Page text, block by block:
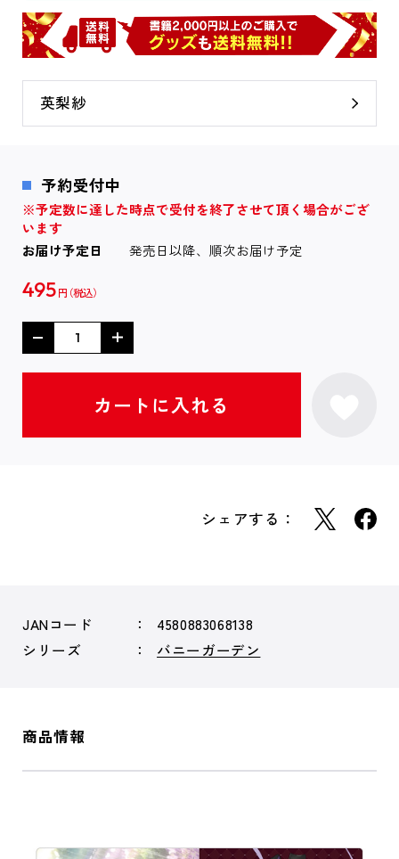
英梨紗
予約受付中
※予定数に達した時点で受付を終了させて頂く場合がござ
います
お届け予定日
発売日以降、順次お届け予定
495 円
シェアする：
JANコード
4580883068138
シリーズ
バニーガーデン
商品情報